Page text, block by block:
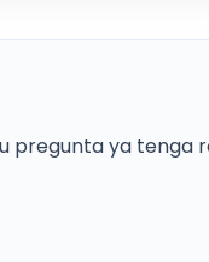
pregunta ya tenga